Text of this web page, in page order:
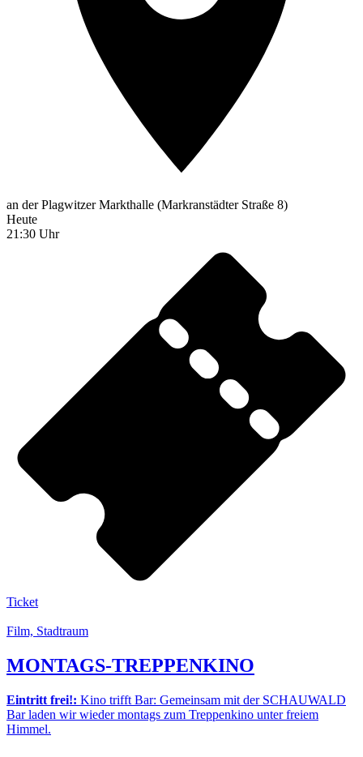
an der Plagwitzer Markthalle (Markranstädter Straße 8)
Heute
21:30 Uhr
Ticket
Film, Stadtraum
MONTAGS-TREPPENKINO
Eintritt frei!: Kino trifft Bar: Gemeinsam mit der SCHAUWALD
Bar laden wir wieder montags zum Treppenkino unter freiem
Himmel.